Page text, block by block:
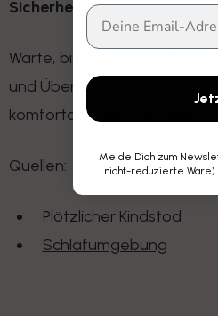
Sicherheit
Deines Kindes zu
Warte, bis Dein Baby alt
und Überhitzung zu
komfortabel schlafen kann.
Quellen:
Plötzlicher Kindstod
Schlafumgebung
Melde Dich zum
nicht-reduzierte